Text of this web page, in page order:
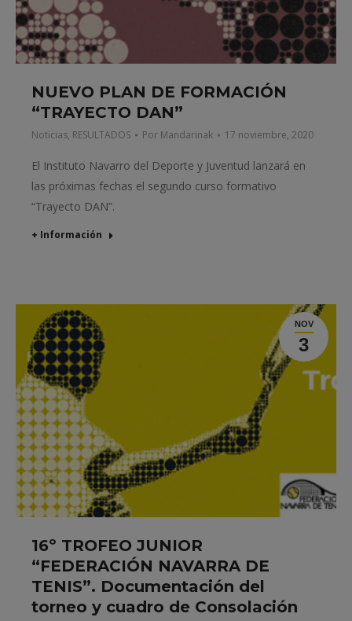
NUEVO PLAN DE FORMACIÓN
“TRAYECTO DAN”
Noticias, RESULTADOS Por Mandarinak 17 noviembre, 2020
El Instituto Navarro del Deporte y Juventud lanzará en
las próximas fechas el segundo curso formativo
“Trayecto DAN”.
+ Información
NOV
3
16º TROFEO JUNIOR
“FEDERACIÓN NAVARRA DE
TENIS”. Documentación del
torneo y cuadro de Consolación